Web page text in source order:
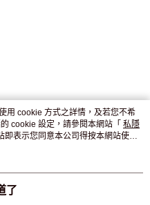
用 cookie 方式之詳情，及若您不希
cookie 設定，請參閱本網站「 私隱
即表示您同意本公司得按本網站使用
了